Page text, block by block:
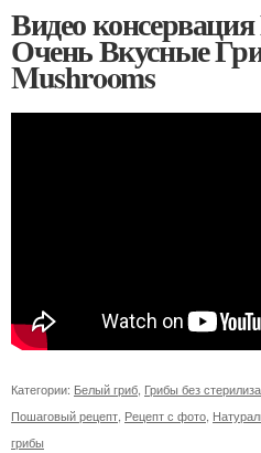
Видео
Очень Вкусные
Mushrooms
Категории: Белый гриб, Грибы без
Пошаговый рецепт, Рецепт с фото,
грибы